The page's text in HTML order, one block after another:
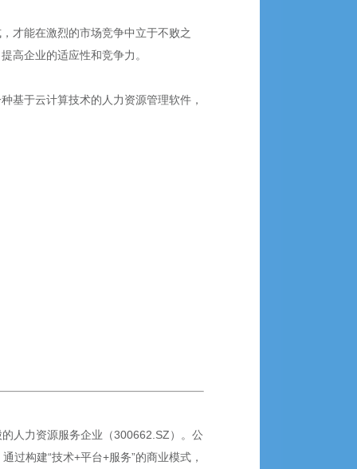
才能在激烈的市场竞争中立于不败之
高企业的适应性和竞争力。
基于云计算技术的人力资源管理软件，
人力资源服务企业（300662.SZ）。公
过构建“技术+平台+服务”的商业模式，